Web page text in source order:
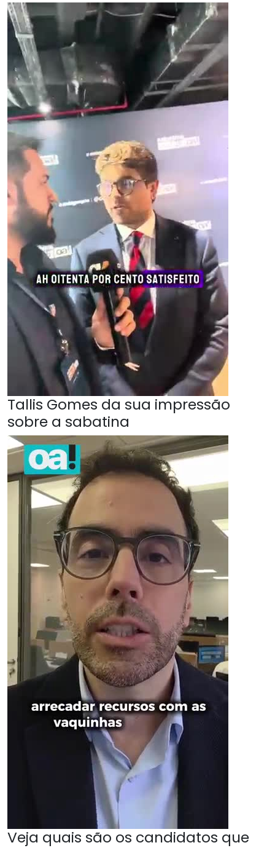
Tallis Gomes da sua impressão
sobre a sabatina
Veja quais são os candidatos que